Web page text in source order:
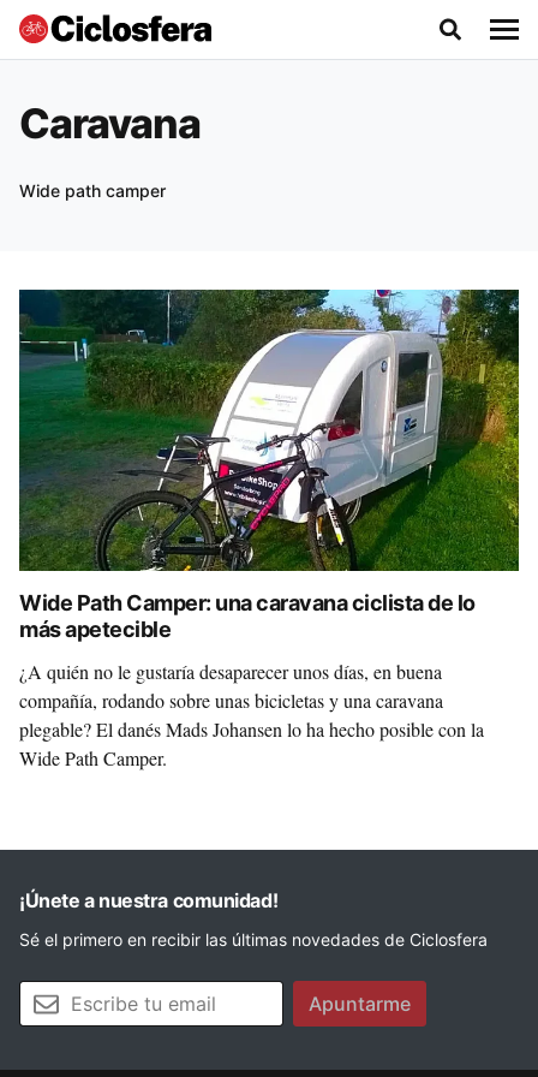
Caravana
Wide path camper
Wide Path Camper: una caravana ciclista de lo
más apetecible
¿A quién no le gustaría desaparecer unos días, en buena
compañía, rodando sobre unas bicicletas y una caravana
plegable? El danés Mads Johansen lo ha hecho posible con la
Wide Path Camper.
¡Únete a nuestra comunidad!
Sé el primero en recibir las últimas novedades de Ciclosfera
Tu email Apuntarme